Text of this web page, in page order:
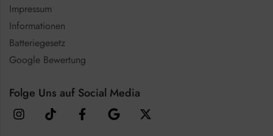
Impressum
Informationen
Batteriegesetz
Google Bewertung
Folge Uns auf Social Media